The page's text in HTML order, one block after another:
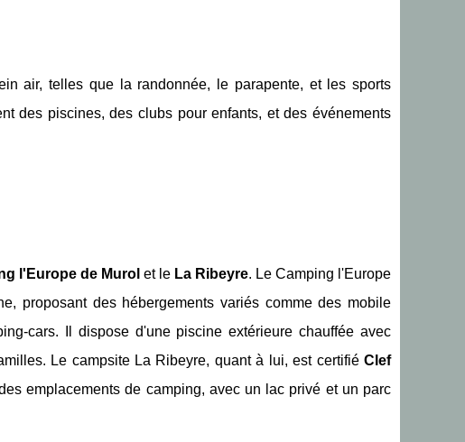
air, telles que la randonnée, le parapente, et les sports
des piscines, des clubs pour enfants, et des événements
l'Europe de Murol et le La Ribeyre. Le Camping l'Europe
proposant des hébergements variés comme des mobile
cars. Il dispose d'une piscine extérieure chauffée avec
Le campsite La Ribeyre, quant à lui, est certifié Clef
emplacements de camping, avec un lac privé et un parc